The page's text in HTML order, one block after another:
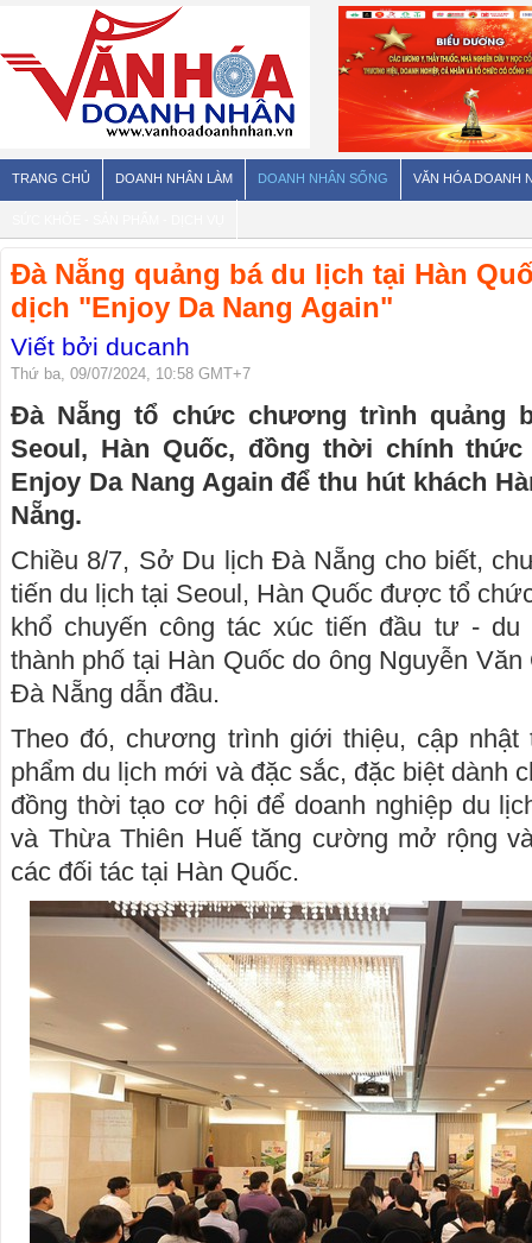
TRANG CHỦ DOANH NHÂN LÀM DOANH NHÂN SỐNG VĂN HÓA DOANH
Đà Nẵng quảng bá du lịch tại Hàn
dịch "Enjoy Da Nang Again"
Viết bởi ducanh
Thứ ba, 09/07/2024, 10:58 GMT+7
Đà Nẵng tổ chức chương trình quảng
Seoul, Hàn Quốc, đồng thời chính
Enjoy Da Nang Again để thu hút khách
Nẵng.
Chiều 8/7, Sở Du lịch Đà Nẵng cho biết,
tiến du lịch tại Seoul, Hàn Quốc được tổ
khổ chuyến công tác xúc tiến đầu tư - du
thành phố tại Hàn Quốc do ông Nguyễn
Đà Nẵng dẫn đầu.
Theo đó, chương trình giới thiệu, cập
phẩm du lịch mới và đặc sắc, đặc biệt dành
đồng thời tạo cơ hội để doanh nghiệp du
và Thừa Thiên Huế tăng cường mở rộng
các đối tác tại Hàn Quốc.